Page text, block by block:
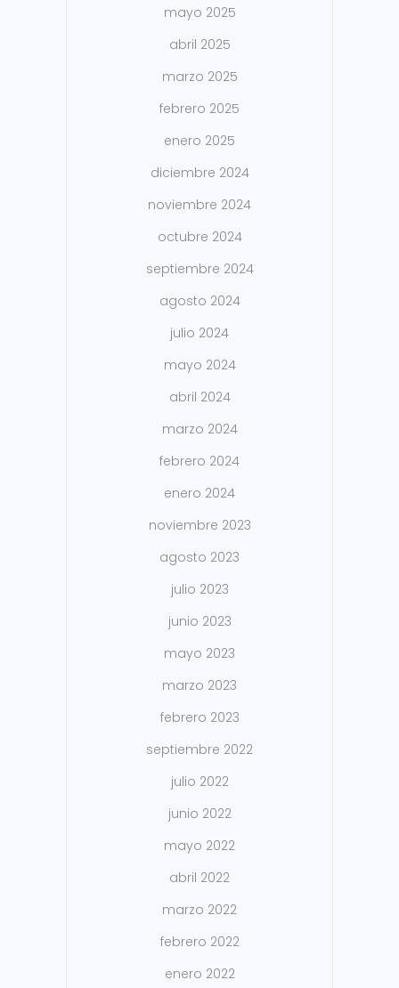
mayo 2025
abril 2025
marzo 2025
febrero 2025
enero 2025
diciembre 2024
noviembre 2024
octubre 2024
septiembre 2024
agosto 2024
julio 2024
mayo 2024
abril 2024
marzo 2024
febrero 2024
enero 2024
noviembre 2023
agosto 2023
julio 2023
junio 2023
mayo 2023
marzo 2023
febrero 2023
septiembre 2022
julio 2022
junio 2022
mayo 2022
abril 2022
marzo 2022
febrero 2022
enero 2022